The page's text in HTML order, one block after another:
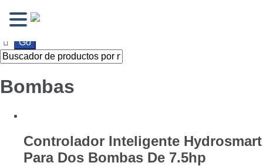
a
la
navegación
al
contenido
Bombas
Controlador Inteligente Hydrosmart
Para Dos Bombas De 7.5hp